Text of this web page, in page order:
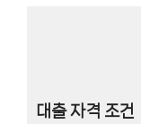
대출 자격 조건